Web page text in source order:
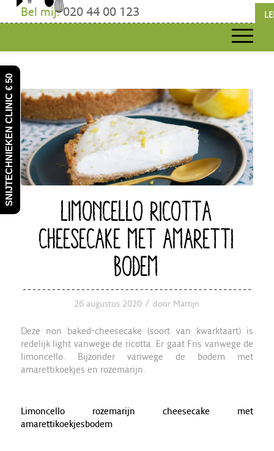
Bel mij:020 44 00 123
LIMONCELLO RICOTTA
CHEESECAKE MET AMARETTI
BODEM
26 augustus 2020 / door Martijn
Deze non baked-cheesecake (soort van kwarktaart) is
redelijk light vanwege de ricotta. Er gaat Fris vanwege de
limoncello. Bijzonder vanwege de bodem met
amarettikoekjes en rozemarijn.
Limoncello rozemarijn cheesecake met
amarettikoekjesbodem
SNIJTECHNIEKEN CLINIC € 50